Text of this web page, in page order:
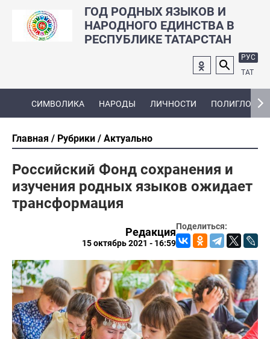
ГОД РОДНЫХ ЯЗЫКОВ И
НАРОДНОГО ЕДИНСТВА В
РЕСПУБЛИКЕ ТАТАРСТАН
РУС
ТАТ
СИМВОЛИКА НАРОДЫ ЛИЧНОСТИ ПОЛИГЛОТ
Главная Рубрики Актуально
Российский Фонд сохранения и
изучения родных языков ожидает
трансформация
Поделиться:
Редакция
15 октябрь 2021 - 16:59